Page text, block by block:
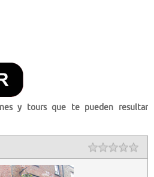
y tours que te pueden resultar